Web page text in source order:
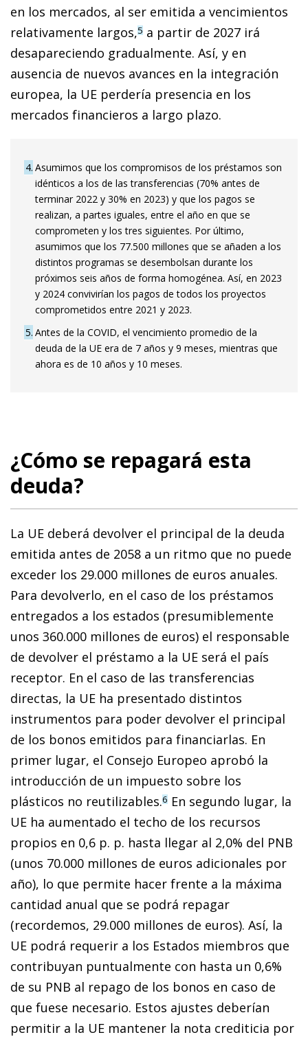
en los mercados, al ser emitida a vencimientos
relativamente largos,5 a partir de 2027 irá
desapareciendo gradualmente. Así, y en
ausencia de nuevos avances en la integración
europea, la UE perdería presencia en los
mercados financieros a largo plazo.
4 Asumimos que los compromisos de los préstamos son
idénticos a los de las transferencias (70% antes de
terminar 2022 y 30% en 2023) y que los pagos se
realizan, a partes iguales, entre el año en que se
comprometen y los tres siguientes. Por último,
asumimos que los 77.500 millones que se añaden a los
distintos programas se desembolsan durante los
próximos seis años de forma homogénea. Así, en 2023
y 2024 convivirían los pagos de todos los proyectos
comprometidos entre 2021 y 2023.
5 Antes de la COVID, el vencimiento promedio de la
deuda de la UE era de 7 años y 9 meses, mientras que
ahora es de 10 años y 10 meses.
¿Cómo se repagará esta
deuda?
La UE deberá devolver el principal de la deuda
emitida antes de 2058 a un ritmo que no puede
exceder los 29.000 millones de euros anuales.
Para devolverlo, en el caso de los préstamos
entregados a los estados (presumiblemente
unos 360.000 millones de euros) el responsable
de devolver el préstamo a la UE será el país
receptor. En el caso de las transferencias
directas, la UE ha presentado distintos
instrumentos para poder devolver el principal
de los bonos emitidos para financiarlas. En
primer lugar, el Consejo Europeo aprobó la
introducción de un impuesto sobre los
plásticos no reutilizables.6 En segundo lugar, la
UE ha aumentado el techo de los recursos
propios en 0,6 p. p. hasta llegar al 2,0% del PNB
(unos 70.000 millones de euros adicionales por
año), lo que permite hacer frente a la máxima
cantidad anual que se podrá repagar
(recordemos, 29.000 millones de euros). Así, la
UE podrá requerir a los Estados miembros que
contribuyan puntualmente con hasta un 0,6%
de su PNB al repago de los bonos en caso de
que fuese necesario. Estos ajustes deberían
permitir a la UE mantener la nota crediticia por